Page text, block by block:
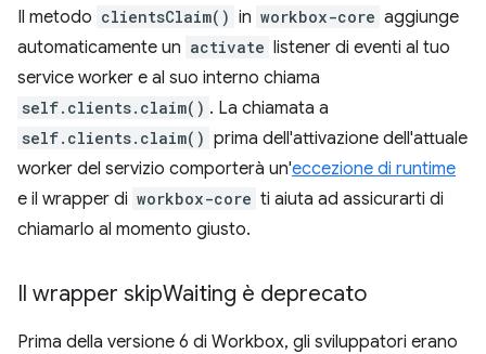
Il metodo clientsClaim() in workbox-core aggiunge
automaticamente un activate listener di eventi al tuo
service worker e al suo interno chiama
self.clients.claim() . La chiamata a
self.clients.claim() prima dell'attivazione dell'attuale
worker del servizio comporterà un'eccezione di runtime
e il wrapper di workbox-core ti aiuta ad assicurarti di
chiamarlo al momento giusto.
Il wrapper skipWaiting è deprecato
Prima della versione 6 di Workbox, gli sviluppatori erano